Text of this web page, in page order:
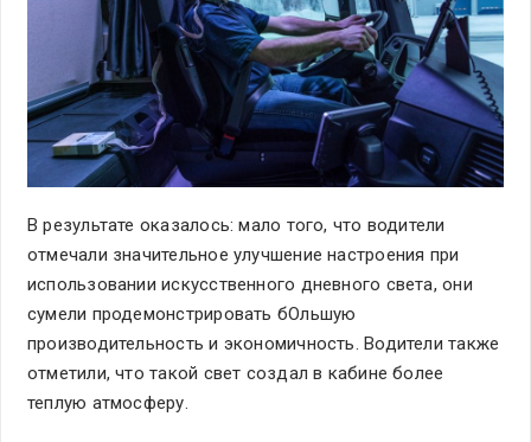
В результате оказалось: мало того, что водители
отмечали значительное улучшение настроения при
использовании искусственного дневного света, они
сумели продемонстрировать бОльшую
производительность и экономичность. Водители также
отметили, что такой свет создал в кабине более
теплую атмосферу.